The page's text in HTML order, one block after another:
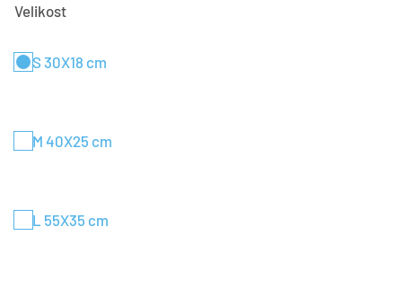
Velikost
S 30X18 cm
M 40X25 cm
L 55X35 cm